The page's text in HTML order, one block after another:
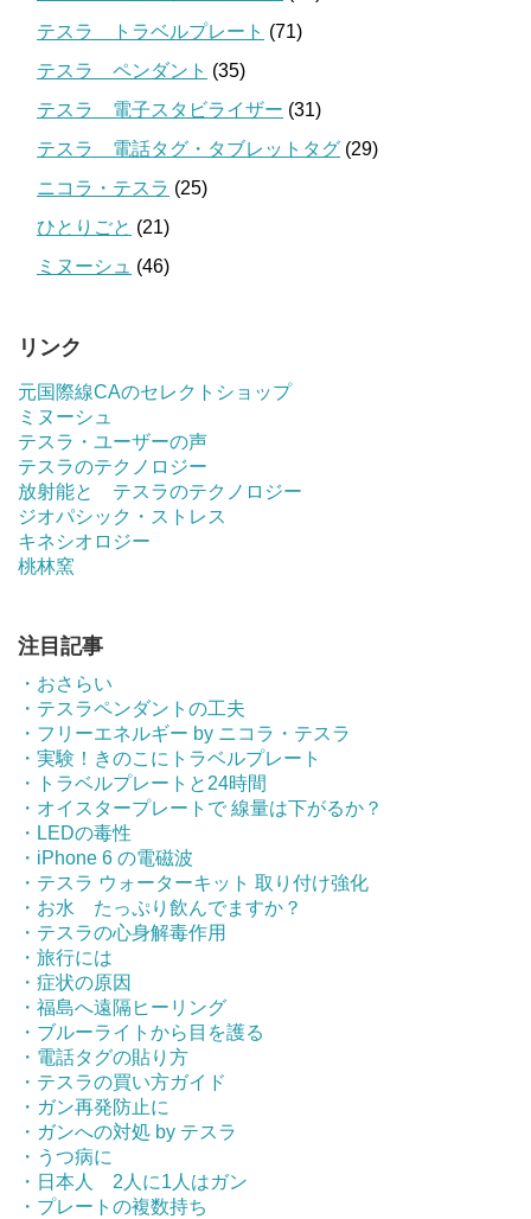
テスラ トラベルプレート (71)
テスラ ペンダント (35)
テスラ 電子スタビライザー (31)
テスラ 電話タグ・タブレットタグ (29)
ニコラ・テスラ (25)
ひとりごと (21)
ミヌーシュ (46)
リンク
元国際線CAのセレクトショップ
ミヌーシュ
テスラ・ユーザーの声
テスラのテクノロジー
放射能と テスラのテクノロジー
ジオパシック・ストレス
キネシオロジー
桃林窯
注目記事
・おさらい
・テスラペンダントの工夫
・フリーエネルギー by ニコラ・テスラ
・実験！きのこにトラベルプレート
・トラベルプレートと24時間
・オイスタープレートで 線量は下がるか？
・LEDの毒性
・iPhone 6 の電磁波
・テスラ ウォーターキット 取り付け強化
・お水 たっぷり飲んでますか？
・テスラの心身解毒作用
・旅行には
・症状の原因
・福島へ遠隔ヒーリング
・ブルーライトから目を護る
・電話タグの貼り方
・テスラの買い方ガイド
・ガン再発防止に
・ガンへの対処 by テスラ
・うつ病に
・日本人 2人に1人はガン
・プレートの複数持ち